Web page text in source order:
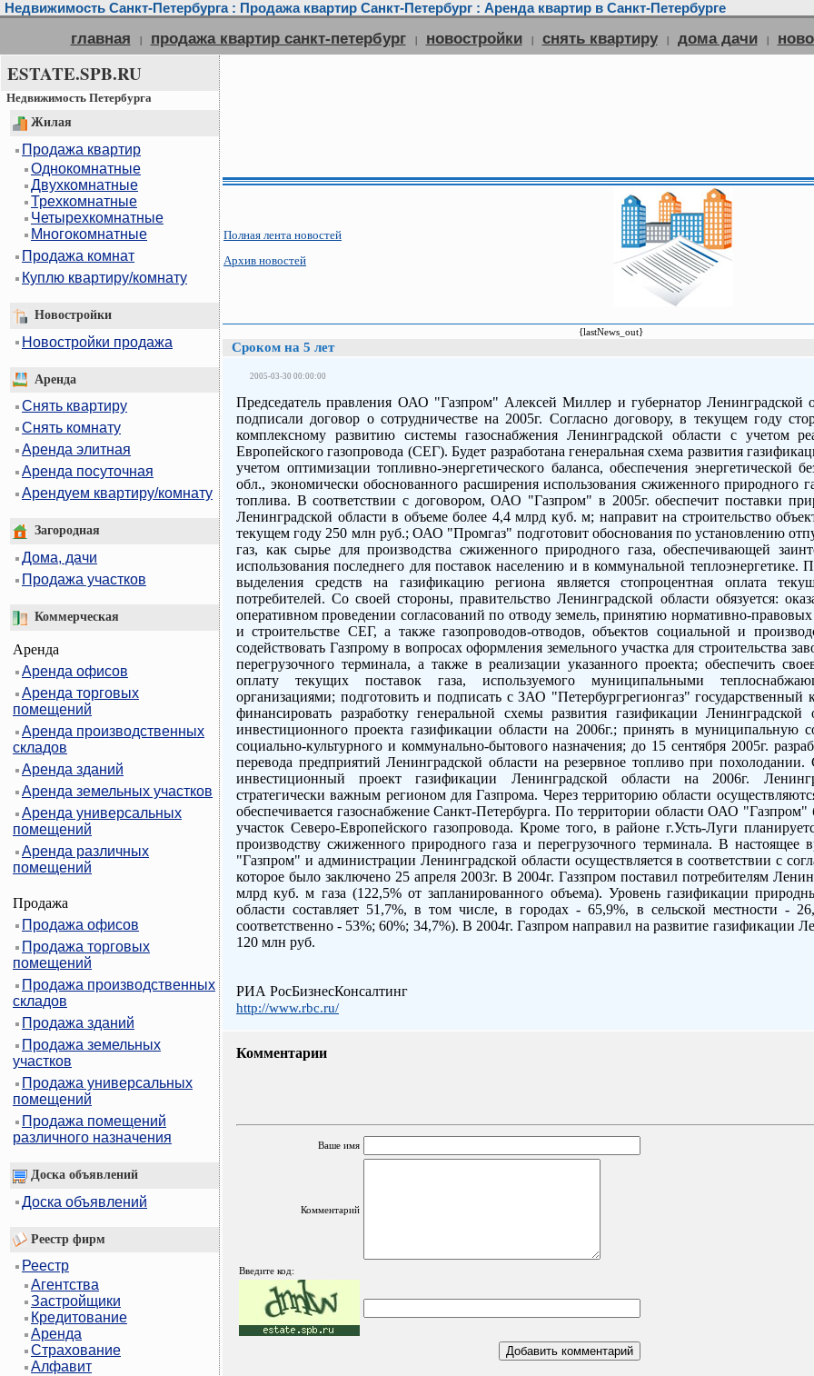
Недвижимость Санкт-Петербурга : Продажа квартир Санкт-Петербург : Аренда квартир в Санкт-Петербурге
главная | продажа квартир санкт-петербург | новостройки | снять квартиру | дома дачи |
ESTATE.SPB.RU
Недвижимость Петербурга
Жилая
Продажа квартир
Однокомнатные
Двухкомнатные
Трехкомнатные
Четырехкомнатные
Многокомнатные
Продажа комнат
Куплю квартиру/комнату
Новостройки
Новостройки продажа
Аренда
Снять квартиру
Снять комнату
Аренда элитная
Аренда посуточная
Арендуем квартиру/комнату
Загородная
Дома, дачи
Продажа участков
Коммерческая
Аренда
Аренда офисов
Аренда торговых
помещений
Аренда производственных
складов
Аренда зданий
Аренда земельных участков
Аренда универсальных
помещений
Аренда различных
помещений
Продажа
Продажа офисов
Продажа торговых
помещений
Продажа производственных
складов
Продажа зданий
Продажа земельных
участков
Продажа универсальных
помещений
Продажа помещений
различного назначения
Доска объявлений
Доска объявлений
Реестр фирм
Реестр
Агентства
Застройщики
Кредитование
Аренда
Страхование
Алфавит
Полная лента новостей
Архив новостей
{lastNews_out}
Сроком на 5 лет
2005-03-30 00:00:00
Председатель правления ОАО "Газпром" Алексей Миллер и губернатор Ленинградской
подписали договор о сотрудничестве на 2005г. Согласно договору, в текущем году
комплексному развитию системы газоснабжения Ленинградской области с учетом
Европейского газопровода (СЕГ). Будет разработана генеральная схема развития
учетом оптимизации топливно-энергетического баланса, обеспечения энергетической
обл., экономически обоснованного расширения использования сжиженного природного
топлива. В соответствии с договором, ОАО "Газпром" в 2005г. обеспечит поставки
Ленинградской области в объеме более 4,4 млрд куб. м; направит на строительство
текущем году 250 млн руб.; ОАО "Промгаз" подготовит обоснования по установлению
газ, как сырье для производства сжиженного природного газа, обеспечивающей
использования последнего для поставок населению и в коммунальной теплоэнергетике.
выделения средств на газификацию региона является стопроцентная оплата
потребителей. Со своей стороны, правительство Ленинградской области обязуется:
оперативном проведении согласований по отводу земель, принятию нормативно-
и строительстве СЕГ, а также газопроводов-отводов, объектов социальной и
содействовать Газпрому в вопросах оформления земельного участка для строительства
перегрузочного терминала, а также в реализации указанного проекта; обеспечить
оплату текущих поставок газа, используемого муниципальными
организациями; подготовить и подписать с ЗАО "Петербургрегионгаз" государственный
финансировать разработку генеральной схемы развития газификации Ленинградской
инвестиционного проекта газификации области на 2006г.; принять в муниципальную
социально-культурного и коммунально-бытового назначения; до 15 сентября 2005г.
перевода предприятий Ленинградской области на резервное топливо при
инвестиционный проект газификации Ленинградской области на 2006г.
стратегически важным регионом для Газпрома. Через территорию области
обеспечивается газоснабжение Санкт-Петербурга. По территории области ОАО "Газпром"
участок Северо-Европейского газопровода. Кроме того, в районе г.Усть-Луги
производству сжиженного природного газа и перегрузочного терминала. В настоящее
"Газпром" и администрации Ленинградской области осуществляется в соответствии с
которое было заключено 25 апреля 2003г. В 2004г. Газзпром поставил потребителям
млрд куб. м газа (122,5% от запланированного объема). Уровень газификации
области составляет 51,7%, в том числе, в городах - 65,9%, в сельской местности -
соответственно - 53%; 60%; 34,7%). В 2004г. Газпром направил на развитие газификации
120 млн руб.
РИА РосБизнесКонсалтинг
http://www.rbc.ru/
Комментарии
Ваше имя
Комментарий
Введите код: